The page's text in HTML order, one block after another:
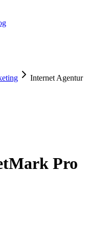
Internet Agentur
Pro